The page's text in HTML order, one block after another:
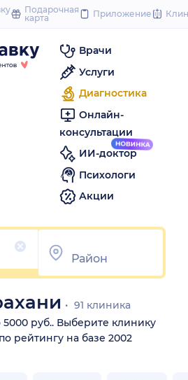
to
Закрыть
Подарочная
карта
Приложение
Врачи
Услуги
Диагностика
Онлайн-
консультации
ИИ-доктор
Психологи
Акции
91 клиника
руб.. Выберите клинику
рейтингу на базе 2002